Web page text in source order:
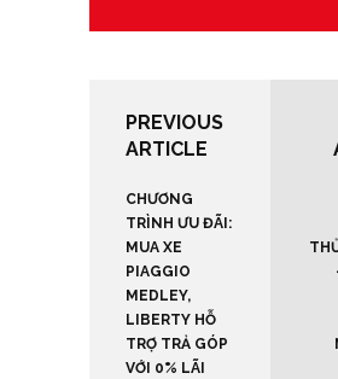
PREVIOUS
ARTICLE
CHƯƠNG
TRÌNH ƯU ĐÃI:
MUA XE
PIAGGIO
MEDLEY,
LIBERTY HỖ
TRỢ TRẢ GÓP
VỚI 0% LÃI